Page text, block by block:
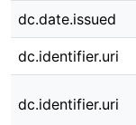
dc.date.issued
dc.identifier.uri
dc.identifier.uri